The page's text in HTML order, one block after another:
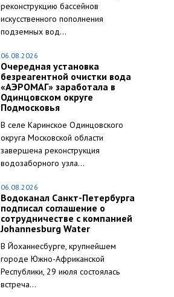
реконструкцию бассейнов
искусственного пополнения
подземных вод...
06.08.2026
Очередная установка
безреагентной очистки вода
«АЭРОМАГ» заработала в
Одинцовском округе
Подмосковья
В селе Каринское Одинцовского
округа Московской области
завершена реконструкция
водозаборного узла...
06.08.2026
Водоканал Санкт-Петербурга
подписал соглашение о
сотрудничестве с компанией
Johannesburg Water
В Йоханнесбурге, крупнейшем
городе Южно-Африканской
Республики, 29 июля состоялась
встреча...